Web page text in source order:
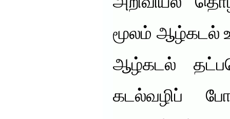
மூலம் ஆழ்கடல்
ஆழ்கடல்
கடல்வழிப்